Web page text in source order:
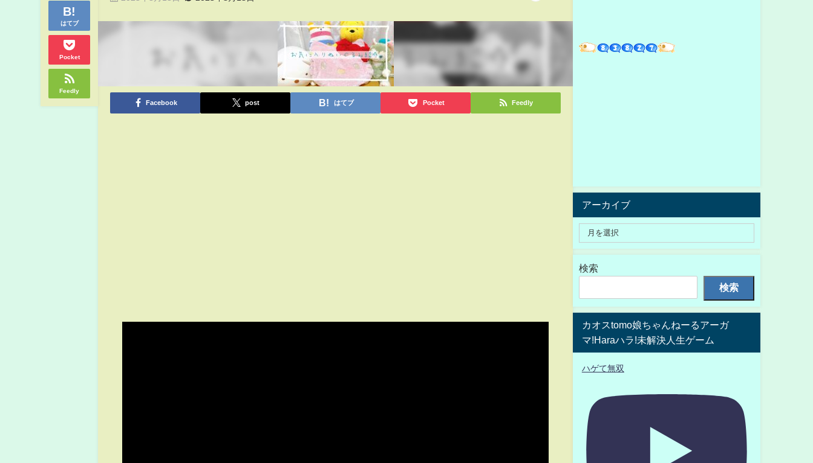
はてブ
Pocket
Feedly
Facebook post はてブ Pocket Feedly
アーカイブ
検索
検索
カオスtomo娘ちゃんねーるアーガ
マ!Haraハラ!未解決人生ゲーム
ハゲて無双